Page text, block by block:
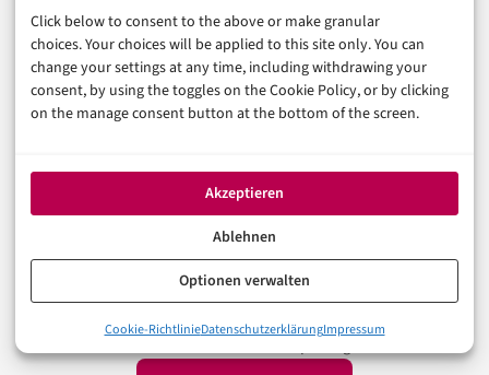
Click below to consent to the above or make granular
choices. Your choices will be applied to this site only. You can
change your settings at any time, including withdrawing your
consent, by using the toggles on the Cookie Policy, or by clicking
on the manage consent button at the bottom of the screen.
Akzeptieren
Ablehnen
Optionen verwalten
Cookie-RichtlinieDatenschutzerklärungImpressum
VORHERIGER ARTIKEL
AI Act Sanktionen: Enforcement-Cases und
Bußgelder im Überblick
Retourenquoten explodieren: Wie Seller mit
Retouren-KI gegensteuern
Was halten Sie von dem Thema? Hier können Sie mit anderen